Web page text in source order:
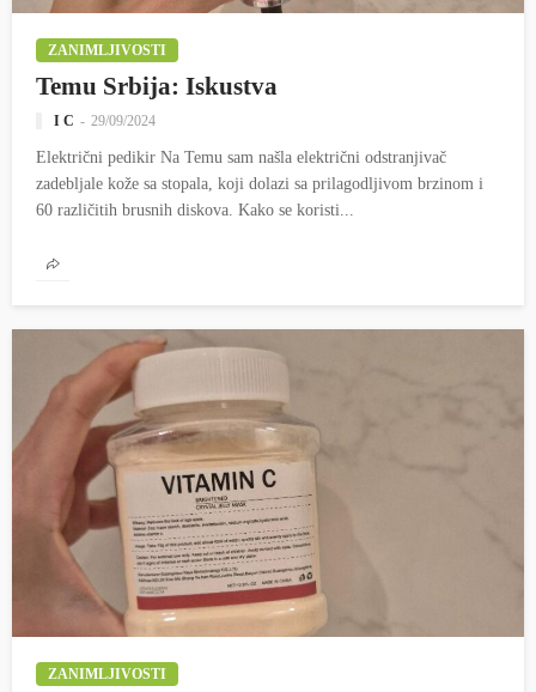
ZANIMLJIVOSTI
Temu Srbija: Iskustva
I C 29/09/2024
Električni pedikir Na Temu sam našla električni odstranjivač
zadebljale kože sa stopala, koji dolazi sa prilagodljivom brzinom i
60 različitih brusnih diskova. Kako se koristi...
ZANIMLJIVOSTI